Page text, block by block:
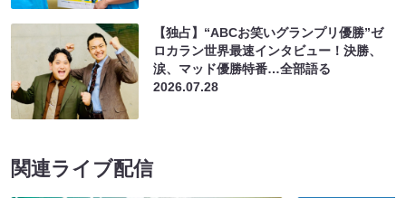
【独占】“ABCお笑いグランプリ優勝”ゼ
ロカラン世界最速インタビュー！決勝、
涙、マッド優勝特番…全部語る
2026.07.28
関連ライブ配信